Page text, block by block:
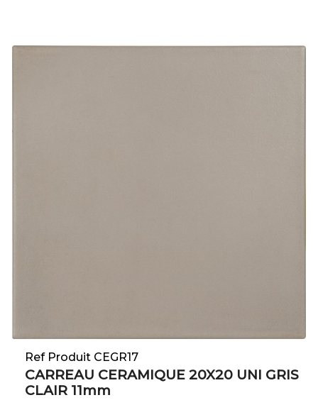
Ref Produit CEGR17
CARREAU CERAMIQUE 20X20 UNI GRIS
CLAIR 11mm